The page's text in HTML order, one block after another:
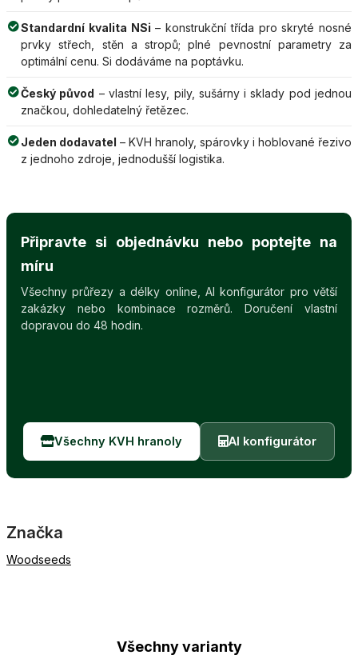
Standardní kvalita NSi – konstrukční třída pro skryté nosné
prvky střech, stěn a stropů; plné pevnostní parametry za
optimální cenu. Si dodáváme na poptávku.
Český původ – vlastní lesy, pily, sušárny i sklady pod jednou
značkou, dohledatelný řetězec.
Jeden dodavatel – KVH hranoly, spárovky i hoblované řezivo
z jednoho zdroje, jednodušší logistika.
Připravte si objednávku nebo poptejte na
míru
Všechny průřezy a délky online, AI konfigurátor pro větší
zakázky nebo kombinace rozměrů. Doručení vlastní
dopravou do 48 hodin.
Všechny KVH hranoly AI konfigurátor
Značka
Woodseeds
Všechny varianty